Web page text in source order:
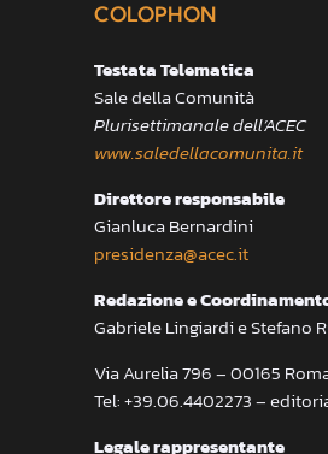
COLOPHON
Testata Telematica
Sale della Comunità
Plurisettimanale dell’ACEC
www.saledellacomunita.it
Direttore responsabile
Gianluca Bernardini
presidenza@acec.it
Redazione e
Gabriele Lingiardi e Stefano
Via Aurelia 796 – 00165
Tel: +39.06.4402273 –
Legale rappresentante